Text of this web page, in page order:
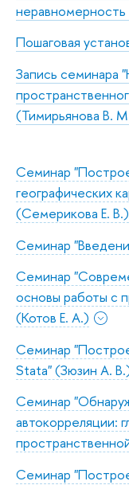
Пошаговая
Запись семинара
(Тимирьянова В.
Семинар
географических
(Семерикова Е. В.)
Семинар
Семинар
основы работы с
(Котов Е. А.)
Семинар
Stata" (Зюзин А.
Семинар
автокорреляции:
Семинар